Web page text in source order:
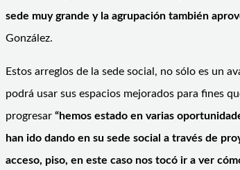
sede muy grande y la agrupación también
González.
Estos arreglos de la sede social, no sólo es un
podrá usar sus espacios mejorados para fines
progresar “hemos estado en varias
han ido dando en su sede social a través de
acceso, piso, en este caso nos tocó ir a ver